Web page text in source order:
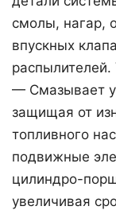
смолы, нагар,
впускных
распылителей.
— Смазывает
защищая от
топливного
подвижные
цилиндро-
увеличивая